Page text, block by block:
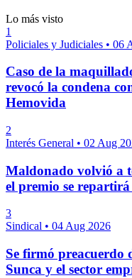
Lo más visto
1
Policiales y Judiciales • 06
Caso de la
revocó la condena
Hemovida
2
Interés General • 02 Aug
Maldonado volvió a
el premio se
3
Sindical • 04 Aug 2026
Se firmó preacuerdo
Sunca y el sector